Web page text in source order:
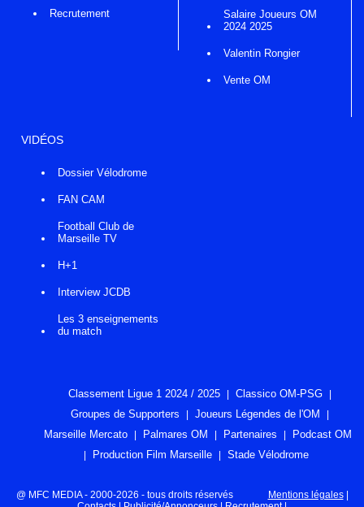
Recrutement
Salaire Joueurs OM
2024 2025
Valentin Rongier
Vente OM
VIDÉOS
Dossier Vélodrome
FAN CAM
Football Club de
Marseille TV
H+1
Interview JCDB
Les 3 enseignements
du match
Classement Ligue 1 2024 / 2025
Classico OM-PSG
Groupes de Supporters
Joueurs Légendes de l'OM
Marseille Mercato
Palmares OM Partenaires
Podcast OM
Production Film Marseille
Stade Vélodrome
@ MFC MEDIA - 2000-2026 - tous droits réservés Mentions légales|